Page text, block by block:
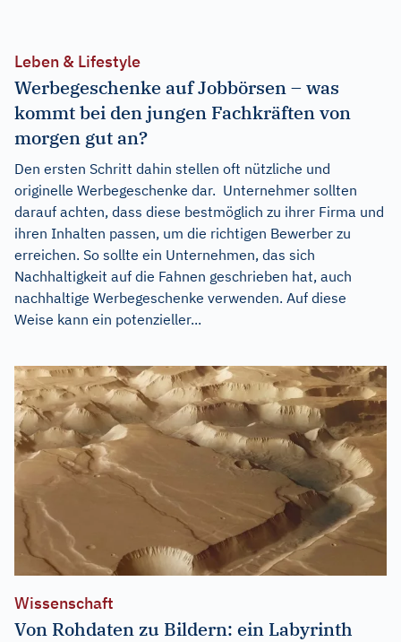
Leben & Lifestyle
Werbegeschenke auf Jobbörsen – was
kommt bei den jungen Fachkräften von
morgen gut an?
Den ersten Schritt dahin stellen oft nützliche und
originelle Werbegeschenke dar. Unternehmer sollten
darauf achten, dass diese bestmöglich zu ihrer Firma und
ihren Inhalten passen, um die richtigen Bewerber zu
erreichen. So sollte ein Unternehmen, das sich
Nachhaltigkeit auf die Fahnen geschrieben hat, auch
nachhaltige Werbegeschenke verwenden. Auf diese
Weise kann ein potenzieller...
Wissenschaft
Von Rohdaten zu Bildern: ein Labyrinth